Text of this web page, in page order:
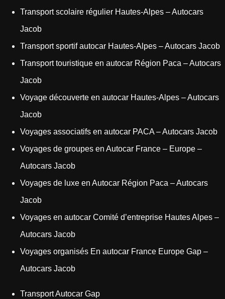
Transport scolaire régulier Hautes-Alpes – Autocars
Jacob
Transport sportif autocar Hautes-Alpes – Autocars Jacob
Transport touristique en autocar Région Paca – Autocars
Jacob
Voyage découverte en autocar Hautes-Alpes – Autocars
Jacob
Voyages associatifs en autocar PACA – Autocars Jacob
Voyages de groupes en Autocar France – Europe –
Autocars Jacob
Voyages de luxe en Autocar Région Paca – Autocars
Jacob
Voyages en autocar Comité d’entreprise Hautes Alpes –
Autocars Jacob
Voyages organisés En autocar France Europe Gap –
Autocars Jacob
Transport Autocar Gap